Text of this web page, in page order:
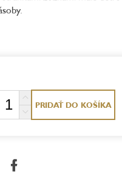
PRIDAŤ DO KOŠÍKA